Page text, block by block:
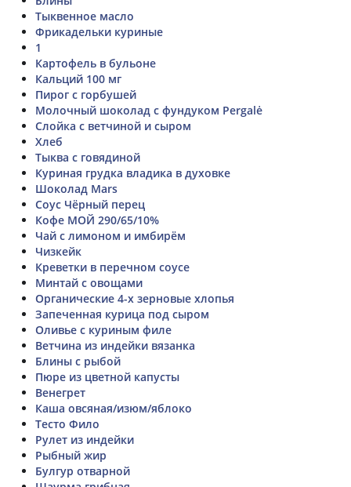
Тыквенное масло
Фрикадельки куриные
1
Картофель в бульоне
Кальций 100 мг
Пирог с горбушей
Молочный шоколад с фундуком Pergalė
Слойка с ветчиной и сыром
Хлеб
Тыква с говядиной
Куриная грудка владика в духовке
Шоколад Mars
Соус Чёрный перец
Кофе МОЙ 290/65/10%
Чай с лимоном и имбирём
Чизкейк
Креветки в перечном соусе
Минтай с овощами
Органические 4-х зерновые хлопья
Запеченная курица под сыром
Оливье с куриным филе
Ветчина из индейки вязанка
Блины с рыбой
Пюре из цветной капусты
Венегрет
Каша овсяная/изюм/яблоко
Тесто Фило
Рулет из индейки
Рыбный жир
Булгур отварной